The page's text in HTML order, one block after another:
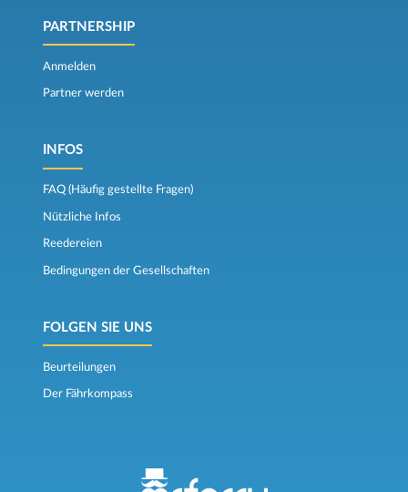
PARTNERSHIP
Anmelden
Partner werden
INFOS
FAQ (Häufig gestellte Fragen)
Nützliche Infos
Reedereien
Bedingungen der Gesellschaften
FOLGEN SIE UNS
Beurteilungen
Der Fährkompass